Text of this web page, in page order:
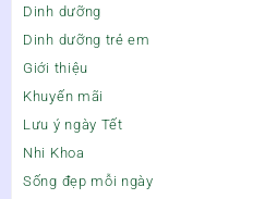
Dinh dưỡng
Dinh dưỡng trẻ em
Giới thiệu
Khuyến mãi
Lưu ý ngày Tết
Nhi Khoa
Sống đẹp mỗi ngày